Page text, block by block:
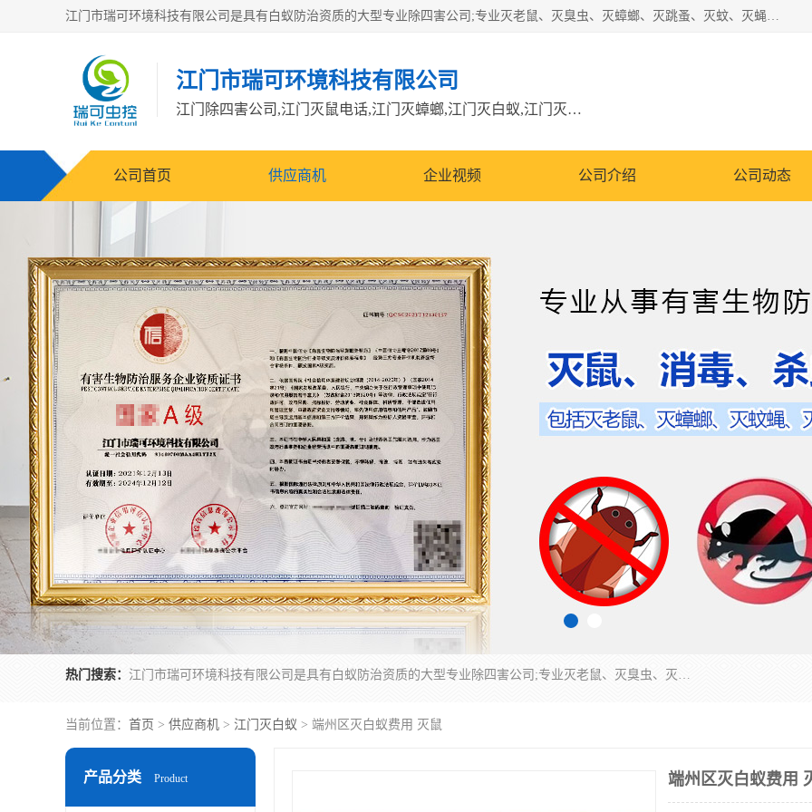
江门市瑞可环境科技有限公司是具有白蚁防治资质的大型专业除四害公司;专业灭老鼠、灭臭虫、灭蟑螂、灭跳蚤、灭蚊、灭蝇、灭白蚁、防蛇等各种害虫的防治。经过多年的努力，公司发展成为集PCO研究、生物制药、害虫防治于一体的专业杀虫灭鼠公司。
江门市瑞可环境科技有限公司
江门除四害公司,江门灭鼠电话,江门灭蟑螂,江门灭白蚁,江门灭鼠江门
公司首页 供应商机 企业视频 公司介绍 公司动态
热门搜索： 江门市瑞可环境科技有限公司是具有白蚁防治资质的大型专业除四害公司;专业灭老鼠、灭臭虫、灭蟑螂、灭跳蚤、灭蚊、灭蝇、灭白蚁、防蛇等各种害虫的防治。经过多年的努力，公司发展成为集PCO研究、生物制药、害虫防治于一体的专业杀虫灭鼠公司。
当前位置： 首页 > 供应商机 > 江门灭白蚁 > 端州区灭白蚁费用 灭鼠
产品分类 Product 端州区灭白蚁费用